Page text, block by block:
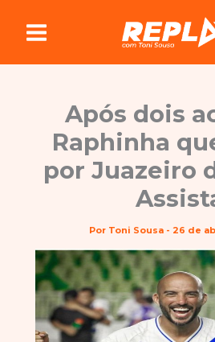
conteúdo
Após dois
Raphinha
por Juazeiro
Por Toni Sousa - 26 de